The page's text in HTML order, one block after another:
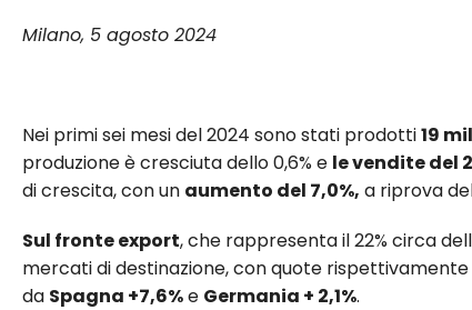
Milano, 5 agosto 2024
Nei primi sei mesi del 2024 sono stati prodotti19
produzione è cresciuta dello 0,6% e le vendite del
di crescita, con un aumento del 7,0%, a riprova
Sul fronte export, che rappresenta il 22% circa
mercati di destinazione, con quote rispettivamente
da Spagna +7,6%e Germania + 2,1%.